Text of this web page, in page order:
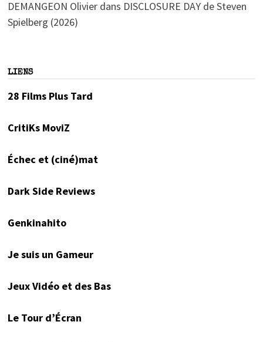
DEMANGEON Olivierdans DISCLOSURE DAY de Steven
Spielberg (2026)
LIENS
28 Films Plus Tard
CritiKs MoviZ
Échec et (ciné)mat
Dark Side Reviews
Genkinahito
Je suis un Gameur
Jeux Vidéo et des Bas
Le Tour d’Écran